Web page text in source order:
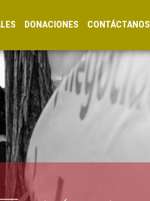
DONACIONES CONTÁCTANOS